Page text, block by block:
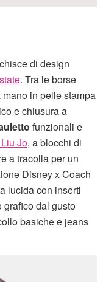
di design
. Tra le borse
in pelle stampa
e chiusura a
funzionali e
Jo, a blocchi di
a tracolla per un
Disney x Coach
lucida con inserti
grafico dal gusto
basiche e jeans